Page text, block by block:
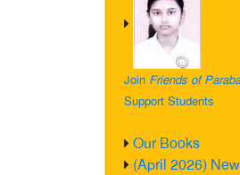
Join Friends of
Support Students
Our Books
(April 2026)